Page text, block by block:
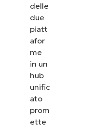
delle
due
piatt
afor
me
in un
hub
unific
ato
prom
ette